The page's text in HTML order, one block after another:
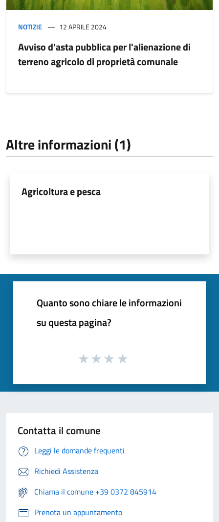
NOTIZIE 12 APRILE 2024
Avviso d'asta pubblica per l'alienazione di
terreno agricolo di proprietà comunale
Altre informazioni (1)
Agricoltura e pesca
Quanto sono chiare le informazioni
su questa pagina?
Contatta il comune
Leggi le domande frequenti
Richiedi Assistenza
Chiama il comune +39 0372 845914
Prenota un appuntamento